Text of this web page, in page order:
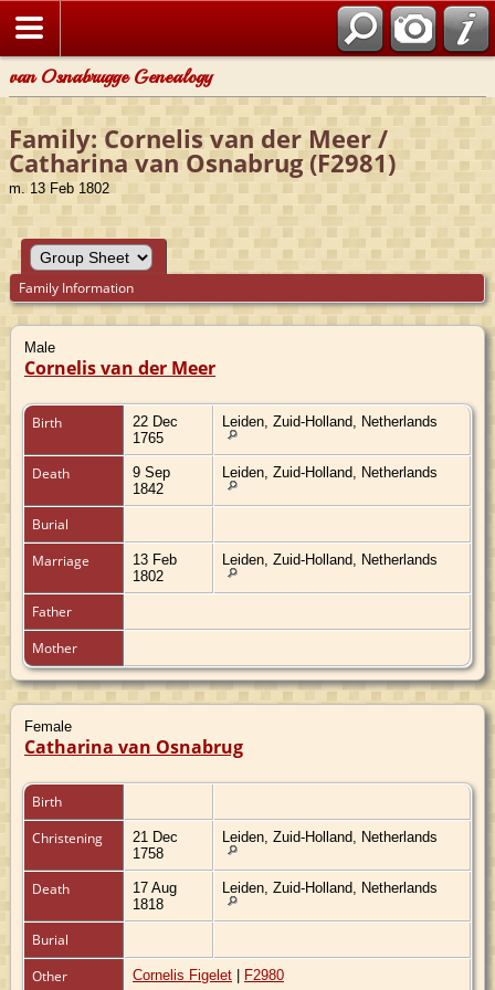
van Osnabrugge Genealogy
Family: Cornelis van der Meer /
Catharina van Osnabrug (F2981)
m. 13 Feb 1802
Family Information
Male
Cornelis van der Meer
Birth
22 Dec
1765
Leiden, Zuid-Holland, Netherlands
Death
9 Sep
1842
Leiden, Zuid-Holland, Netherlands
Burial
Marriage
13 Feb
1802
Leiden, Zuid-Holland, Netherlands
Father
Mother
Female
Catharina van Osnabrug
Birth
Christening
21 Dec
1758
Leiden, Zuid-Holland, Netherlands
Death
17 Aug
1818
Leiden, Zuid-Holland, Netherlands
Burial
Other
Cornelis Figelet | F2980